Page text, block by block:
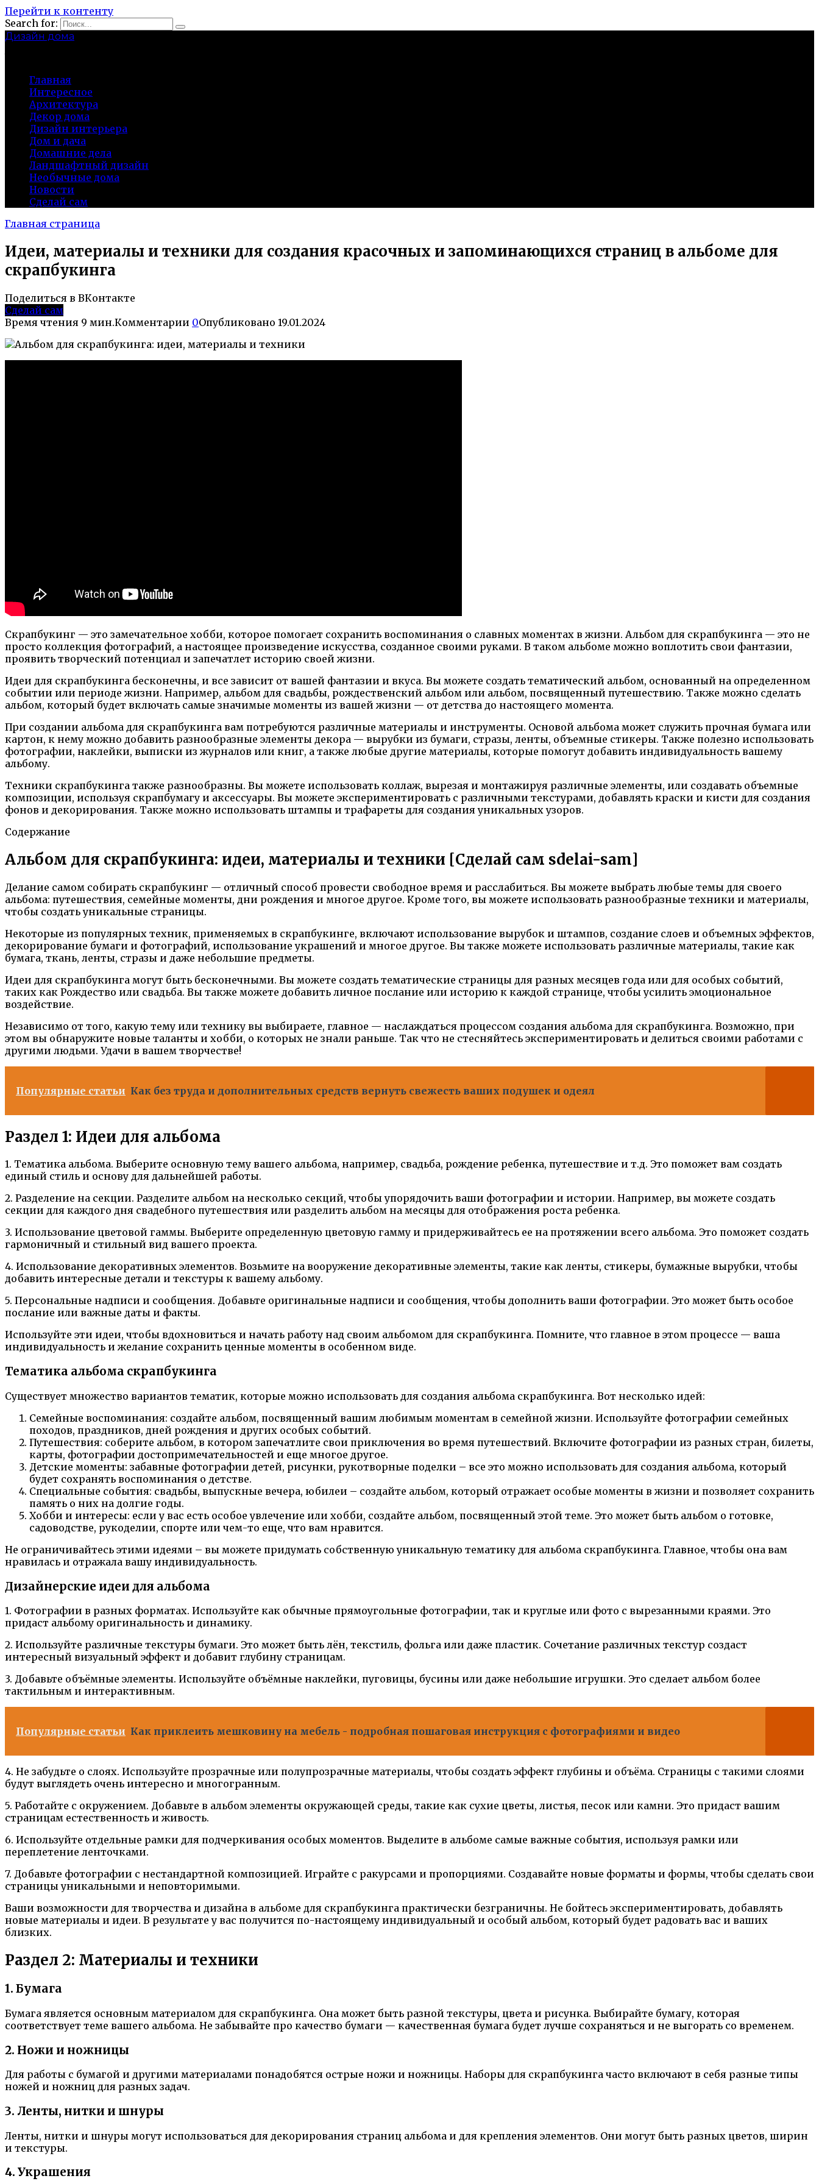
Перейти к контенту
Search for:
Дизайн дома
Главная
Интересное
Архитектура
Декор дома
Дизайн интерьера
Дом и дача
Домашние дела
Ландшафтный дизайн
Необычные дома
Новости
Сделай сам
Главная страница
Идеи, материалы и техники для создания красочных и запоминающихся страниц в альбоме для
скрапбукинга
Поделиться в ВКонтакте
Сделай сам
Время чтения 9 мин.Комментарии 0Опубликовано 19.01.2024
Скрапбукинг — это замечательное хобби, которое помогает сохранить воспоминания о славных моментах в жизни. Альбом для скрапбукинга — это не
просто коллекция фотографий, а настоящее произведение искусства, созданное своими руками. В таком альбоме можно воплотить свои фантазии,
проявить творческий потенциал и запечатлет историю своей жизни.
Идеи для скрапбукинга бесконечны, и все зависит от вашей фантазии и вкуса. Вы можете создать тематический альбом, основанный на определенном
событии или периоде жизни. Например, альбом для свадьбы, рождественский альбом или альбом, посвященный путешествию. Также можно сделать
альбом, который будет включать самые значимые моменты из вашей жизни — от детства до настоящего момента.
При создании альбома для скрапбукинга вам потребуются различные материалы и инструменты. Основой альбома может служить прочная бумага или
картон, к нему можно добавить разнообразные элементы декора — вырубки из бумаги, стразы, ленты, объемные стикеры. Также полезно использовать
фотографии, наклейки, выписки из журналов или книг, а также любые другие материалы, которые помогут добавить индивидуальность вашему
альбому.
Техники скрапбукинга также разнообразны. Вы можете использовать коллаж, вырезая и монтажируя различные элементы, или создавать объемные
композиции, используя скрапбумагу и аксессуары. Вы можете экспериментировать с различными текстурами, добавлять краски и кисти для создания
фонов и декорирования. Также можно использовать штампы и трафареты для создания уникальных узоров.
Содержание
Альбом для скрапбукинга: идеи, материалы и техники [Сделай сам sdelai-sam]
Делание самом собирать скрапбукинг — отличный способ провести свободное время и расслабиться. Вы можете выбрать любые темы для своего
альбома: путешествия, семейные моменты, дни рождения и многое другое. Кроме того, вы можете использовать разнообразные техники и материалы,
чтобы создать уникальные страницы.
Некоторые из популярных техник, применяемых в скрапбукинге, включают использование вырубок и штампов, создание слоев и объемных эффектов,
декорирование бумаги и фотографий, использование украшений и многое другое. Вы также можете использовать различные материалы, такие как
бумага, ткань, ленты, стразы и даже небольшие предметы.
Идеи для скрапбукинга могут быть бесконечными. Вы можете создать тематические страницы для разных месяцев года или для особых событий,
таких как Рождество или свадьба. Вы также можете добавить личное послание или историю к каждой странице, чтобы усилить эмоциональное
воздействие.
Независимо от того, какую тему или технику вы выбираете, главное — наслаждаться процессом создания альбома для скрапбукинга. Возможно, при
этом вы обнаружите новые таланты и хобби, о которых не знали раньше. Так что не стесняйтесь экспериментировать и делиться своими работами с
другими людьми. Удачи в вашем творчестве!
Популярные статьи Как без труда и дополнительных средств вернуть свежесть ваших подушек и одеял
Раздел 1: Идеи для альбома
1. Тематика альбома. Выберите основную тему вашего альбома, например, свадьба, рождение ребенка, путешествие и т.д. Это поможет вам создать
единый стиль и основу для дальнейшей работы.
2. Разделение на секции. Разделите альбом на несколько секций, чтобы упорядочить ваши фотографии и истории. Например, вы можете создать
секции для каждого дня свадебного путешествия или разделить альбом на месяцы для отображения роста ребенка.
3. Использование цветовой гаммы. Выберите определенную цветовую гамму и придерживайтесь ее на протяжении всего альбома. Это поможет создать
гармоничный и стильный вид вашего проекта.
4. Использование декоративных элементов. Возьмите на вооружение декоративные элементы, такие как ленты, стикеры, бумажные вырубки, чтобы
добавить интересные детали и текстуры к вашему альбому.
5. Персональные надписи и сообщения. Добавьте оригинальные надписи и сообщения, чтобы дополнить ваши фотографии. Это может быть особое
послание или важные даты и факты.
Используйте эти идеи, чтобы вдохновиться и начать работу над своим альбомом для скрапбукинга. Помните, что главное в этом процессе — ваша
индивидуальность и желание сохранить ценные моменты в особенном виде.
Тематика альбома скрапбукинга
Существует множество вариантов тематик, которые можно использовать для создания альбома скрапбукинга. Вот несколько идей:
Семейные воспоминания: создайте альбом, посвященный вашим любимым моментам в семейной жизни. Используйте фотографии семейных
походов, праздников, дней рождения и других особых событий.
Путешествия: соберите альбом, в котором запечатлите свои приключения во время путешествий. Включите фотографии из разных стран, билеты,
карты, фотографии достопримечательностей и еще многое другое.
Детские моменты: забавные фотографии детей, рисунки, рукотворные поделки – все это можно использовать для создания альбома, который
будет сохранять воспоминания о детстве.
Специальные события: свадьбы, выпускные вечера, юбилеи – создайте альбом, который отражает особые моменты в жизни и позволяет сохранить
память о них на долгие годы.
Хобби и интересы: если у вас есть особое увлечение или хобби, создайте альбом, посвященный этой теме. Это может быть альбом о готовке,
садоводстве, рукоделии, спорте или чем-то еще, что вам нравится.
Не ограничивайтесь этими идеями – вы можете придумать собственную уникальную тематику для альбома скрапбукинга. Главное, чтобы она вам
нравилась и отражала вашу индивидуальность.
Дизайнерские идеи для альбома
1. Фотографии в разных форматах. Используйте как обычные прямоугольные фотографии, так и круглые или фото с вырезанными краями. Это
придаст альбому оригинальность и динамику.
2. Используйте различные текстуры бумаги. Это может быть лён, текстиль, фольга или даже пластик. Сочетание различных текстур создаст
интересный визуальный эффект и добавит глубину страницам.
3. Добавьте объёмные элементы. Используйте объёмные наклейки, пуговицы, бусины или даже небольшие игрушки. Это сделает альбом более
тактильным и интерактивным.
Популярные статьи Как приклеить мешковину на мебель - подробная пошаговая инструкция с фотографиями и видео
4. Не забудьте о слоях. Используйте прозрачные или полупрозрачные материалы, чтобы создать эффект глубины и объёма. Страницы с такими слоями
будут выглядеть очень интересно и многогранным.
5. Работайте с окружением. Добавьте в альбом элементы окружающей среды, такие как сухие цветы, листья, песок или камни. Это придаст вашим
страницам естественность и живость.
6. Используйте отдельные рамки для подчеркивания особых моментов. Выделите в альбоме самые важные события, используя рамки или
переплетение ленточками.
7. Добавьте фотографии с нестандартной композицией. Играйте с ракурсами и пропорциями. Создавайте новые форматы и формы, чтобы сделать свои
страницы уникальными и неповторимыми.
Ваши возможности для творчества и дизайна в альбоме для скрапбукинга практически безграничны. Не бойтесь экспериментировать, добавлять
новые материалы и идеи. В результате у вас получится по-настоящему индивидуальный и особый альбом, который будет радовать вас и ваших
близких.
Раздел 2: Материалы и техники
1. Бумага
Бумага является основным материалом для скрапбукинга. Она может быть разной текстуры, цвета и рисунка. Выбирайте бумагу, которая
соответствует теме вашего альбома. Не забывайте про качество бумаги — качественная бумага будет лучше сохраняться и не выгорать со временем.
2. Ножи и ножницы
Для работы с бумагой и другими материалами понадобятся острые ножи и ножницы. Наборы для скрапбукинга часто включают в себя разные типы
ножей и ножниц для разных задач.
3. Ленты, нитки и шнуры
Ленты, нитки и шнуры могут использоваться для декорирования страниц альбома и для крепления элементов. Они могут быть разных цветов, ширин
и текстуры.
4. Украшения